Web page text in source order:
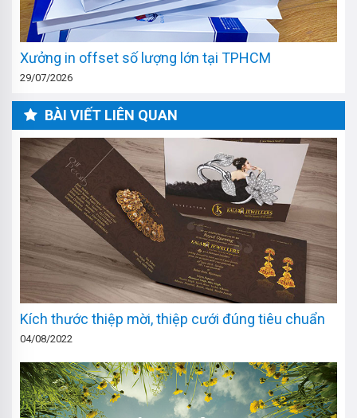
Xưởng in offset số lượng lớn tại TPHCM
29/07/2026
BÀI VIẾT LIÊN QUAN
Kích thước thiệp mời, thiệp cưới đúng tiêu chuẩn
04/08/2022